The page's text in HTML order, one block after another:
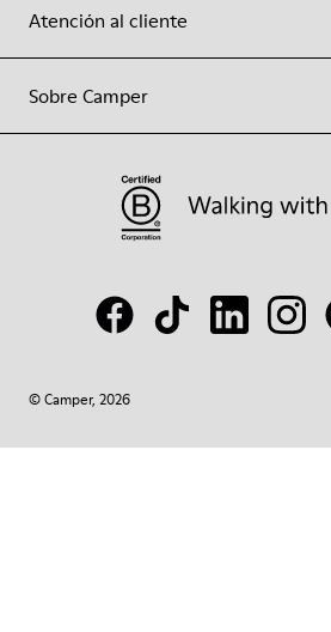
Atención al cliente
Sobre Camper
© Camper, 2026